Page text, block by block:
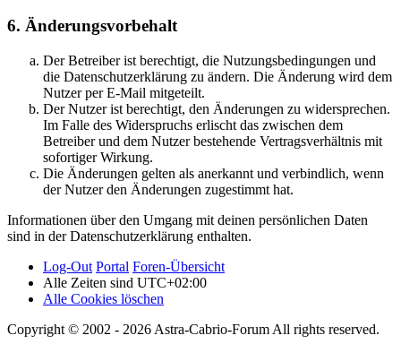
6. Änderungsvorbehalt
Der Betreiber ist berechtigt, die Nutzungsbedingungen und
die Datenschutzerklärung zu ändern. Die Änderung wird dem
Nutzer per E-Mail mitgeteilt.
Der Nutzer ist berechtigt, den Änderungen zu widersprechen.
Im Falle des Widerspruchs erlischt das zwischen dem
Betreiber und dem Nutzer bestehende Vertragsverhältnis mit
sofortiger Wirkung.
Die Änderungen gelten als anerkannt und verbindlich, wenn
der Nutzer den Änderungen zugestimmt hat.
Informationen über den Umgang mit deinen persönlichen Daten
sind in der Datenschutzerklärung enthalten.
Log-Out Portal Foren-Übersicht
Alle Zeiten sind UTC+02:00
Alle Cookies löschen
Copyright © 2002 - 2026 Astra-Cabrio-Forum All rights reserved.